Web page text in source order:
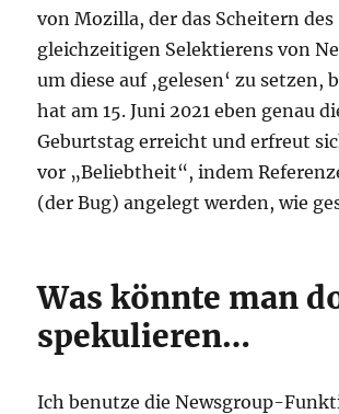
von Mozilla, der das Scheitern des
gleichzeitigen Selektierens von
um diese auf ‚gelesen‘ zu setzen,
hat am 15. Juni 2021 eben genau
Geburtstag erreicht und erfreut
vor „Beliebtheit“, indem
(der Bug) angelegt werden, wie
Was könnte man
spekulieren…
Ich benutze die Newsgroup-